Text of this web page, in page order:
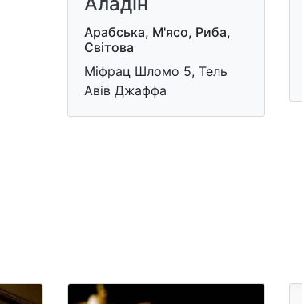
Арабська, М'ясо, Риба,
Світова
Міфрац Шломо 5, Тель
Авів Джаффа